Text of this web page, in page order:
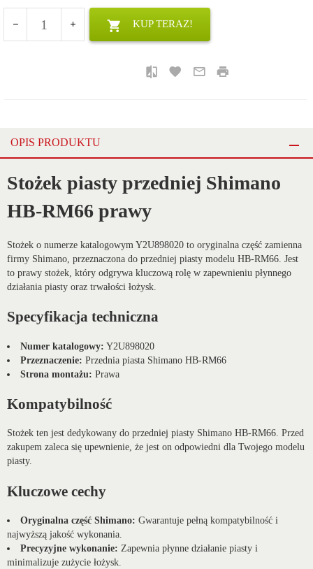
KUP TERAZ!
OPIS PRODUKTU
Stożek piasty przedniej Shimano
HB-RM66 prawy
Stożek o numerze katalogowym Y2U898020 to oryginalna część zamienna
firmy Shimano, przeznaczona do przedniej piasty modelu HB-RM66. Jest
to prawy stożek, który odgrywa kluczową rolę w zapewnieniu płynnego
działania piasty oraz trwałości łożysk.
Specyfikacja techniczna
Numer katalogowy: Y2U898020
Przeznaczenie: Przednia piasta Shimano HB-RM66
Strona montażu: Prawa
Kompatybilność
Stożek ten jest dedykowany do przedniej piasty Shimano HB-RM66. Przed
zakupem zaleca się upewnienie, że jest on odpowiedni dla Twojego modelu
piasty.
Kluczowe cechy
Oryginalna część Shimano: Gwarantuje pełną kompatybilność i
najwyższą jakość wykonania.
Precyzyjne wykonanie: Zapewnia płynne działanie piasty i
minimalizuje zużycie łożysk.